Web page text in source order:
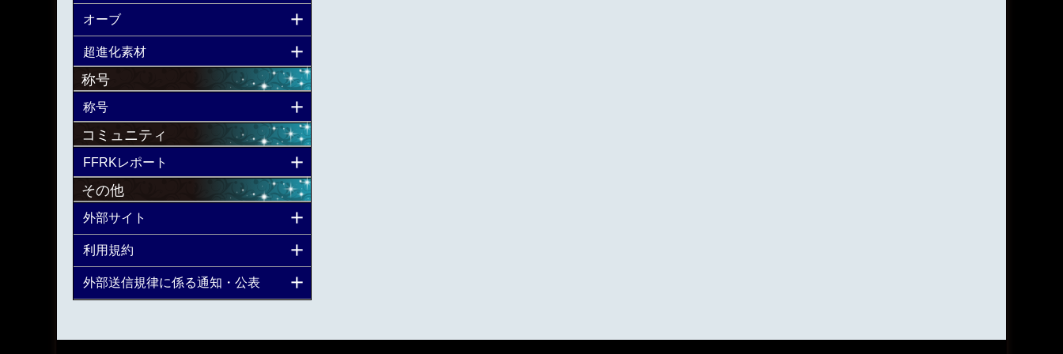
オーブ
超進化素材
称号
称号
コミュニティ
FFRKレポート
その他
外部サイト
利用規約
外部送信規律に係る通知・公表